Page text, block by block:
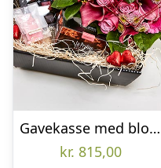
Gavekasse med blomstrende kærlighed – Send blomster med Bloomit
kr. 815,00